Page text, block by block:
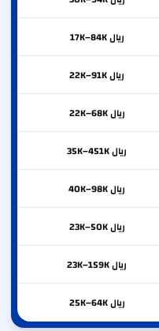
ريال 17K–84K
ريال 22K–91K
ريال 22K–68K
ريال 35K–451K
ريال 40K–98K
ريال 23K–50K
ريال 23K–159K
ريال 25K–64K